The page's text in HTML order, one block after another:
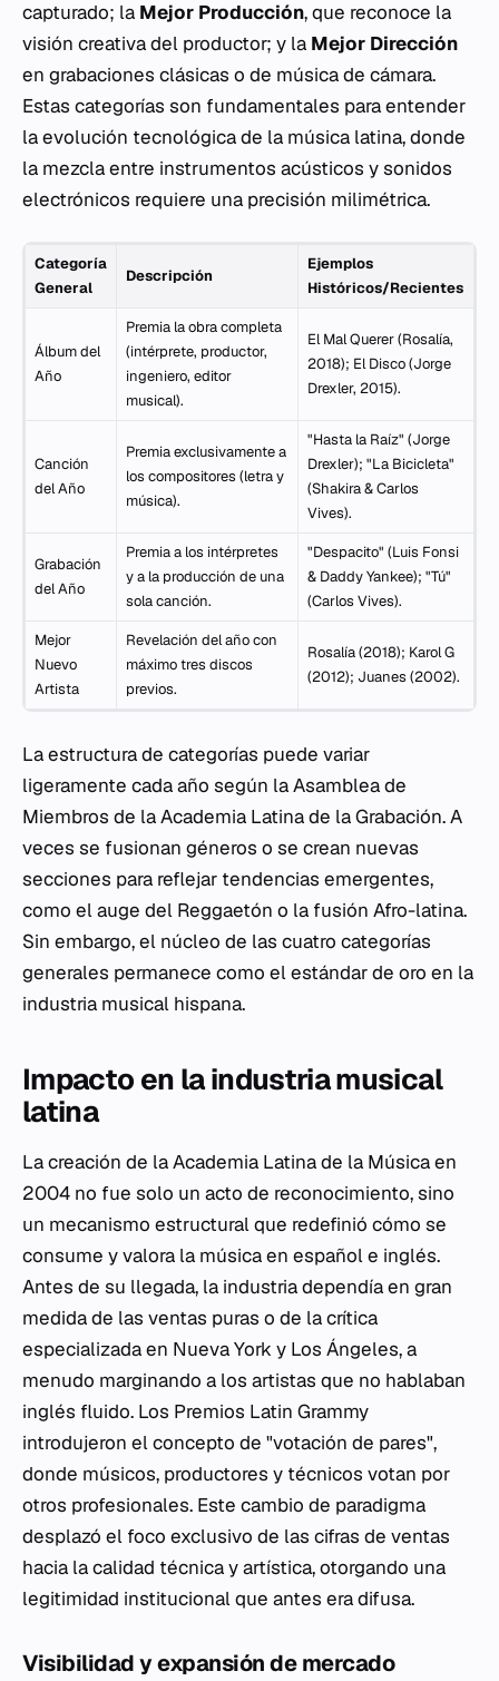
capturado; la Mejor Producción, que reconoce la
visión creativa del productor; y la Mejor Dirección
en grabaciones clásicas o de música de cámara.
Estas categorías son fundamentales para entender
la evolución tecnológica de la música latina, donde
la mezcla entre instrumentos acústicos y sonidos
electrónicos requiere una precisión milimétrica.
Categoría
General
Descripción
Ejemplos
Históricos/Recientes
Álbum del
Año
Premia la obra completa
(intérprete, productor,
ingeniero, editor
musical).
El Mal Querer(Rosalía,
2018); El Disco(Jorge
Drexler, 2015).
Canción
del Año
Premia exclusivamente a
los compositores (letra y
música).
"Hasta la Raíz" (Jorge
Drexler); "La Bicicleta"
(Shakira & Carlos
Vives).
Grabación
del Año
Premia a los intérpretes
y a la producción de una
sola canción.
"Despacito" (Luis Fonsi
& Daddy Yankee); "Tú"
(Carlos Vives).
Mejor
Nuevo
Artista
Revelación del año con
máximo tres discos
previos.
Rosalía (2018); Karol G
(2012); Juanes (2002).
La estructura de categorías puede variar
ligeramente cada año según la Asamblea de
Miembros de la Academia Latina de la Grabación. A
veces se fusionan géneros o se crean nuevas
secciones para reflejar tendencias emergentes,
como el auge del Reggaetón o la fusión Afro-latina.
Sin embargo, el núcleo de las cuatro categorías
generales permanece como el estándar de oro en la
industria musical hispana.
Impacto en la industria musical
latina
La creación de la Academia Latina de la Música en
2004 no fue solo un acto de reconocimiento, sino
un mecanismo estructural que redefinió cómo se
consume y valora la música en español e inglés.
Antes de su llegada, la industria dependía en gran
medida de las ventas puras o de la crítica
especializada en Nueva York y Los Ángeles, a
menudo marginando a los artistas que no hablaban
inglés fluido. Los Premios Latin Grammy
introdujeron el concepto de "votación de pares",
donde músicos, productores y técnicos votan por
otros profesionales. Este cambio de paradigma
desplazó el foco exclusivo de las cifras de ventas
hacia la calidad técnica y artística, otorgando una
legitimidad institucional que antes era difusa.
Visibilidad y expansión de mercado